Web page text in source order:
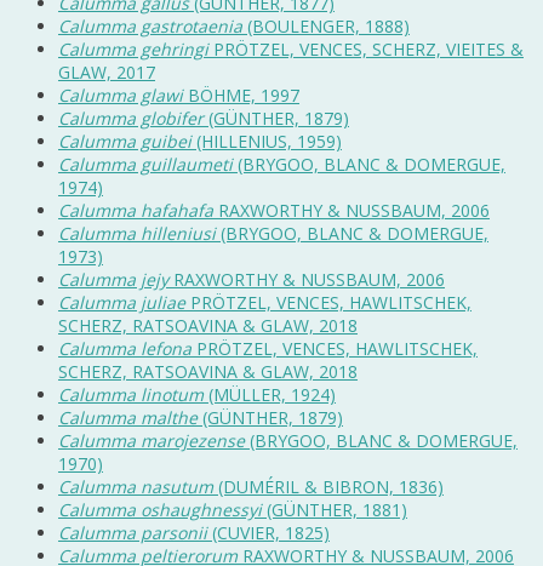
Calumma gastrotaenia (BOULENGER, 1888)
Calumma gehringiPRÖTZEL, VENCES, SCHERZ, VIEITES &
GLAW, 2017
Calumma glawiBÖHME, 1997
Calumma globifer(GÜNTHER, 1879)
Calumma guibei(HILLENIUS, 1959)
Calumma guillaumeti(BRYGOO, BLANC & DOMERGUE,
1974)
Calumma hafahafa RAXWORTHY & NUSSBAUM, 2006
Calumma hilleniusi(BRYGOO, BLANC & DOMERGUE,
1973)
Calumma jejyRAXWORTHY & NUSSBAUM, 2006
Calumma juliaePRÖTZEL, VENCES, HAWLITSCHEK,
SCHERZ, RATSOAVINA & GLAW, 2018
Calumma lefona PRÖTZEL, VENCES, HAWLITSCHEK,
SCHERZ, RATSOAVINA & GLAW, 2018
Calumma linotum(MÜLLER, 1924)
Calumma malthe(GÜNTHER, 1879)
Calumma marojezense(BRYGOO, BLANC & DOMERGUE,
1970)
Calumma nasutum(DUMÉRIL & BIBRON, 1836)
Calumma oshaughnessyi(GÜNTHER, 1881)
Calumma parsonii(CUVIER, 1825)
Calumma peltierorumRAXWORTHY & NUSSBAUM, 2006